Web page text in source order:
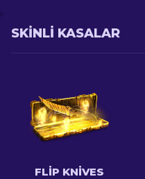
SKINLI KASALAR
FLIP KNIVES